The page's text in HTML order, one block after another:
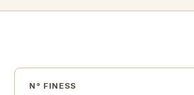
N° FINESS